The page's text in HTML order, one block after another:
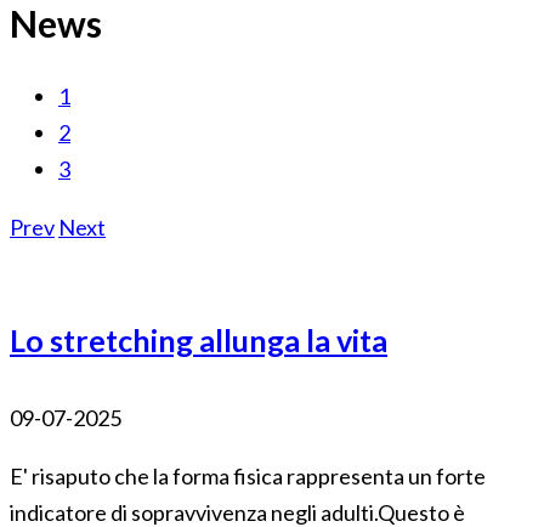
News
1
2
3
Prev Next
Lo stretching allunga la vita
09-07-2025
E' risaputo che la forma fisica rappresenta un forte
indicatore di sopravvivenza negli adulti.Questo è